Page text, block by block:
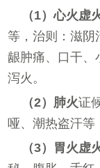
（1）心火虚
等，治则：滋阴
龈肿痛、口干、
泻火。
（2）肺火证
哑、潮热盗汗等
（3）胃火虚